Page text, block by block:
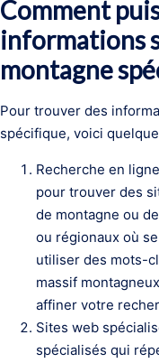
Comment
informations
montagne
Pour trouver des
spécifique, voici
Recherche en
pour trouver des
de montagne ou
ou régionaux où
utiliser des mots-
massif
affiner votre
Sites web
spécialisés qui